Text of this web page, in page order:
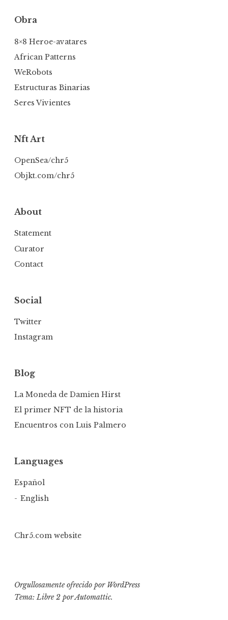
Obra
8×8 Heroe-avatares
African Patterns
WeRobots
Estructuras Binarias
Seres Vivientes
Nft Art
OpenSea/chr5
Objkt.com/chr5
About
Statement
Curator
Contact
Social
Twitter
Instagram
Blog
La Moneda de Damien Hirst
El primer NFT de la historia
Encuentros con Luis Palmero
Languages
Español
English
Chr5.com website
Orgullosamente ofrecido por WordPress
Tema: Libre 2 porAutomattic.